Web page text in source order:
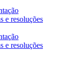
e resoluções
e resoluções